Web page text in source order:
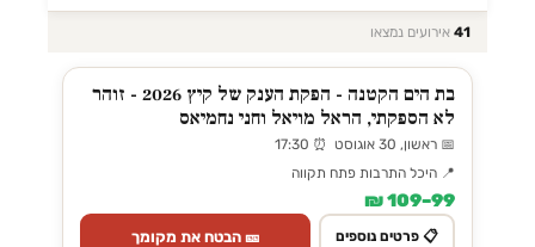
41 אירועים נמצאו
בת הים הקטנה - הפקת הענק של קיץ 2026 - זוהר
לא הספקתי, הראל מויאל וחני נחמיאס
📅 ראשון, 30 אוגוסט ⏰ 17:30
📍 היכל התרבות פתח תקווה
99–109 ₪
📋 פרטים נוספים 🎫 הבטח את מקומך